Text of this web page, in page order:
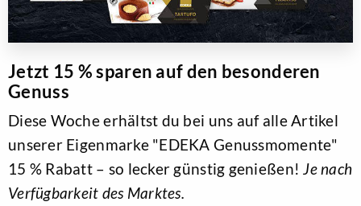
Jetzt 15 % sparen auf den besonderen
Genuss
Diese Woche erhältst du bei uns auf alle Artikel
unserer Eigenmarke "EDEKA Genussmomente"
15 % Rabatt – so lecker günstig genießen! Je nach
Verfügbarkeit des Marktes.